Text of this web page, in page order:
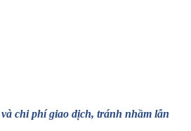
chi phí giao dịch, tránh nhầm lẫn